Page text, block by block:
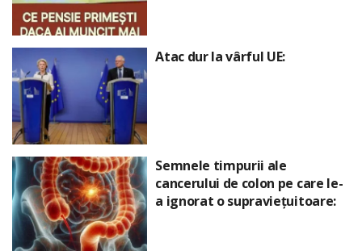
Atac dur la vârful UE:
Semnele timpurii ale
cancerului de colon pe care le-
a ignorat o supraviețuitoare: